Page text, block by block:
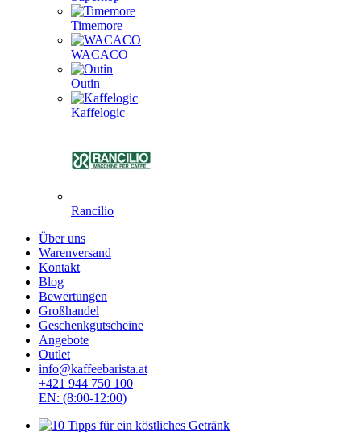
Timemore
WACACO
Outin
Kaffelogic
Rancilio
Über uns
Warenversand
Kontakt
Blog
Bewertungen
Großhandel
Geschenkgutscheine
Angebote
Outlet
info@kaffeebarista.at
+421 944 750 100
EN: (8:00-12:00)